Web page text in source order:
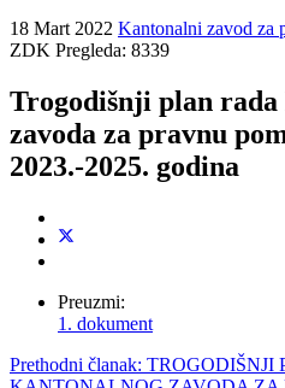
18 Mart 2022 Kantonalni zavod za
ZDK Pregleda: 8339
Trogodišnji plan
zavoda za pravnu
2023.-2025. godina
Preuzmi:
1. dokument
Prethodni članak: